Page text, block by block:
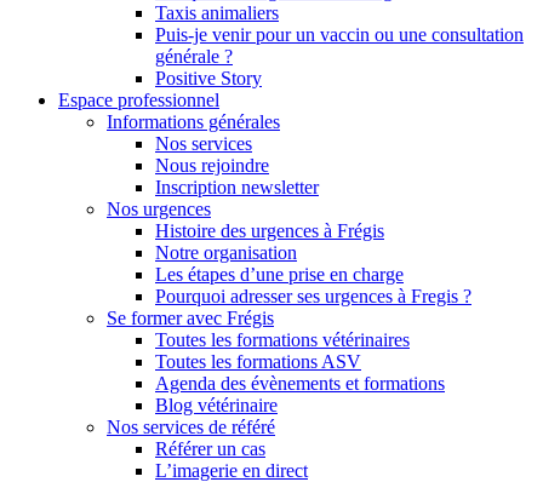
Taxis animaliers
Puis-je venir pour un vaccin ou une consultation
générale ?
Positive Story
Espace professionnel
Informations générales
Nos services
Nous rejoindre
Inscription newsletter
Nos urgences
Histoire des urgences à Frégis
Notre organisation
Les étapes d’une prise en charge
Pourquoi adresser ses urgences à Fregis ?
Se former avec Frégis
Toutes les formations vétérinaires
Toutes les formations ASV
Agenda des évènements et formations
Blog vétérinaire
Nos services de référé
Référer un cas
L’imagerie en direct